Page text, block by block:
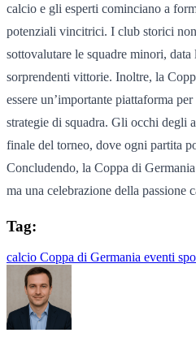
calcio e gli esperti cominciano a
potenziali vincitrici. I club storici
sottovalutare le squadre minori, data
sorprendenti vittorie. Inoltre, la
essere un’importante piattaforma
strategie di squadra. Gli occhi degli
finale del torneo, dove ogni partita
Concludendo, la Coppa di
ma una celebrazione della passione
Tag:
calcio Coppa di Germania eventi